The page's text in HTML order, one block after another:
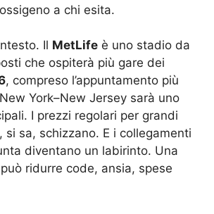
a chi esita.
Il MetLife è uno stadio da
che ospiterà più gare dei
, compreso l’appuntamento più
York–New Jersey sarà uno
I prezzi regolari per grandi
si sa, schizzano. E i collegamenti
diventano un labirinto. Una
può ridurre code, ansia, spese